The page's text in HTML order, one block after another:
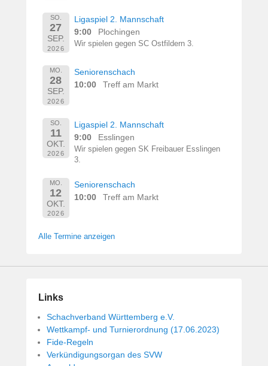
SO.
27
SEP.
2026
Ligaspiel 2. Mannschaft
9:00
Plochingen
Wir spielen gegen SC Ostfildern 3.
MO.
28
SEP.
2026
Seniorenschach
10:00
Treff am Markt
SO.
11
OKT.
2026
Ligaspiel 2. Mannschaft
9:00
Esslingen
Wir spielen gegen SK Freibauer Esslingen
3.
MO.
12
OKT.
2026
Seniorenschach
10:00
Treff am Markt
Alle Termine anzeigen
Links
Schachverband Württemberg e.V.
Wettkampf- und Turnierordnung (17.06.2023)
Fide-Regeln
Verkündigungsorgan des SVW